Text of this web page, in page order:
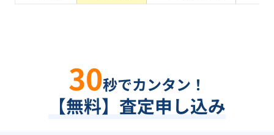
30秒でカンタン！
【無料】査定申し込み